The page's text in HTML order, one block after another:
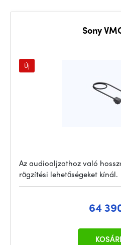
Sony
Új
Az audioaljzathoz való
rögzítési lehetőségeket kínál.
64